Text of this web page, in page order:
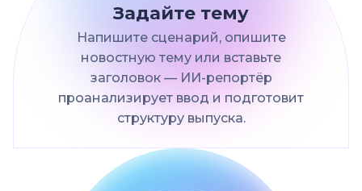
Задайте тему
Напишите сценарий, опишите
новостную тему или вставьте
заголовок — ИИ-репортёр
проанализирует ввод и подготовит
структуру выпуска.